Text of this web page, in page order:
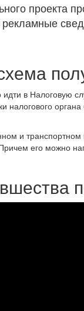
проекта
в Налоговую
налогового
и
его можно